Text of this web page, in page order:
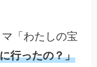
「わたしの宝
行ったの？」